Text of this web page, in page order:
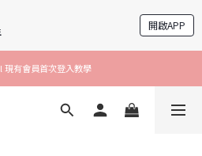
開啟APP
有會員首次登入教學